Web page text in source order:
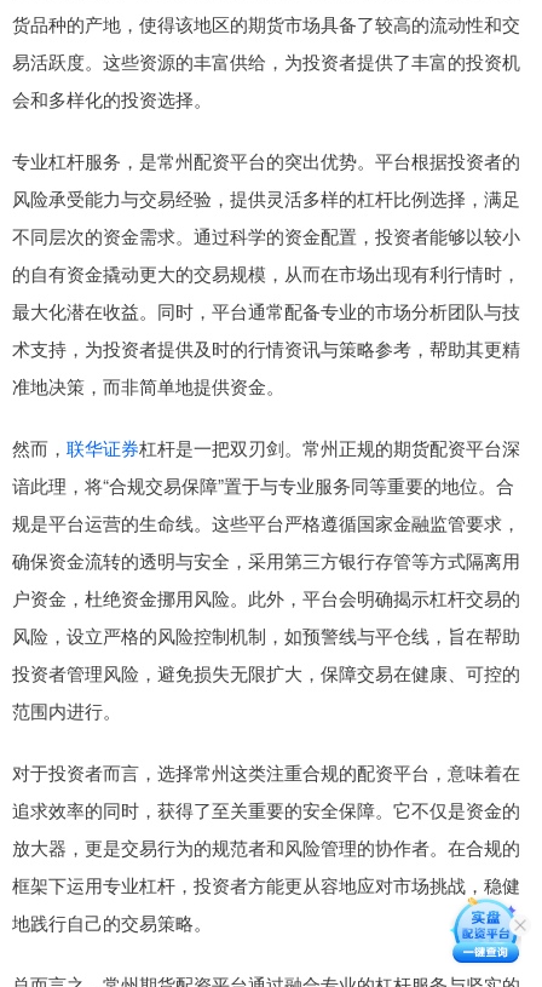
货品种的产地，使得该地区的期货市场具备了较高的流动性和交
易活跃度。这些资源的丰富供给，为投资者提供了丰富的投资机
会和多样化的投资选择。
专业杠杆服务，是常州配资平台的突出优势。平台根据投资者的
风险承受能力与交易经验，提供灵活多样的杠杆比例选择，满足
不同层次的资金需求。通过科学的资金配置，投资者能够以较小
的自有资金撬动更大的交易规模，从而在市场出现有利行情时，
最大化潜在收益。同时，平台通常配备专业的市场分析团队与技
术支持，为投资者提供及时的行情资讯与策略参考，帮助其更精
准地决策，而非简单地提供资金。
然而， 联华证券杠杆是一把双刃剑。常州正规的期货配资平台深
谙此理，将“合规交易保障”置于与专业服务同等重要的地位。合
规是平台运营的生命线。这些平台严格遵循国家金融监管要求，
确保资金流转的透明与安全，采用第三方银行存管等方式隔离用
户资金，杜绝资金挪用风险。此外，平台会明确揭示杠杆交易的
风险，设立严格的风险控制机制，如预警线与平仓线，旨在帮助
投资者管理风险，避免损失无限扩大，保障交易在健康、可控的
范围内进行。
对于投资者而言，选择常州这类注重合规的配资平台，意味着在
追求效率的同时，获得了至关重要的安全保障。它不仅是资金的
放大器，更是交易行为的规范者和风险管理的协作者。在合规的
框架下运用专业杠杆，投资者方能更从容地应对市场挑战，稳健
地践行自己的交易策略。